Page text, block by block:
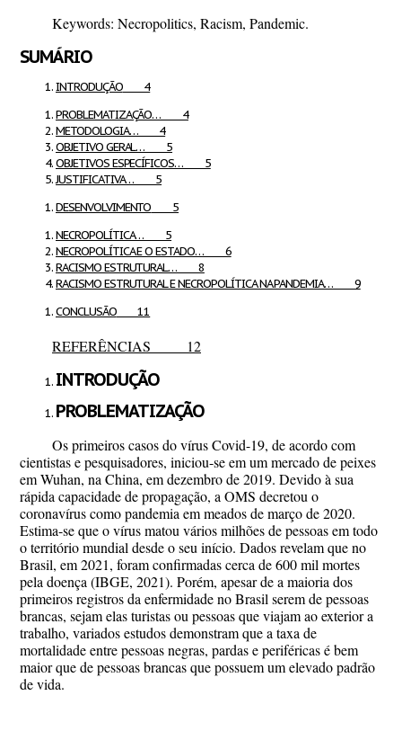
Keywords: Necropolitics, Racism, Pandemic.
SUMÁRIO
INTRODUÇÃO4
PROBLEMATIZAÇÃO… 4
METODOLOGIA… 4
OBJETIVO GERAL… 5
OBJETIVOS ESPECÍFICOS… 5
JUSTIFICATIVA… 5
DESENVOLVIMENTO 5
NECROPOLÍTICA… 5
NECROPOLÍTICA E O ESTADO… 6
RACISMO ESTRUTURAL… 8
RACISMO ESTRUTURAL E NECROPOLÍTICA NA PANDEMIA… 9
CONCLUSÃO11
REFERÊNCIAS 12
INTRODUÇÃO
PROBLEMATIZAÇÃO
Os primeiros casos do vírus Covid-19, de acordo com
cientistas e pesquisadores, iniciou-se em um mercado de peixes
em Wuhan, na China, em dezembro de 2019. Devido à sua
rápida capacidade de propagação, a OMS decretou o
coronavírus como pandemia em meados de março de 2020.
Estima-se que o vírus matou vários milhões de pessoas em todo
o território mundial desde o seu início. Dados revelam que no
Brasil, em 2021, foram confirmadas cerca de 600 mil mortes
pela doença (IBGE, 2021). Porém, apesar de a maioria dos
primeiros registros da enfermidade no Brasil serem de pessoas
brancas, sejam elas turistas ou pessoas que viajam ao exterior a
trabalho, variados estudos demonstram que a taxa de
mortalidade entre pessoas negras, pardas e periféricas é bem
maior que de pessoas brancas que possuem um elevado padrão
de vida.